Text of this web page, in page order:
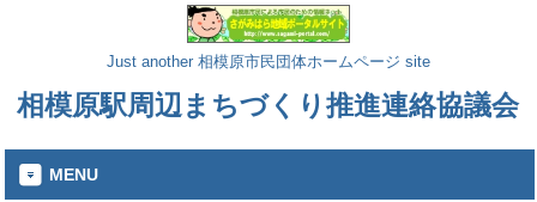
Just another 相模原市民団体ホームページ site
相模原駅周辺まちづくり推進連絡協議会
MENU